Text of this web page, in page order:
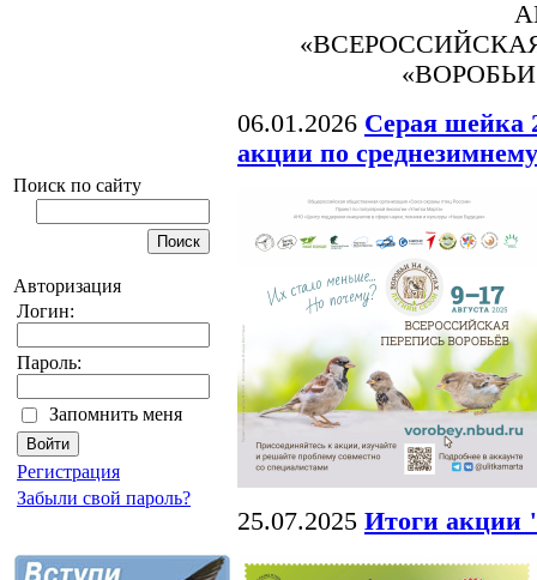
Поиск по сайту
Авторизация
Логин:
Пароль:
Запомнить меня
Регистрация
Забыли свой пароль?
06.01.2026 Серая шейка
акции по
25.07.2025 Итоги акции